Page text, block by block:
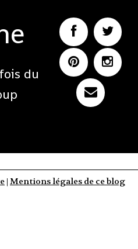
du
| Mentions légales de ce blog